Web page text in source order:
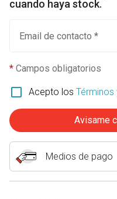
cuando haya stock.
Email de contacto *
* Campos obligatorios
Acepto los Términos
Avisame
Medios de pago